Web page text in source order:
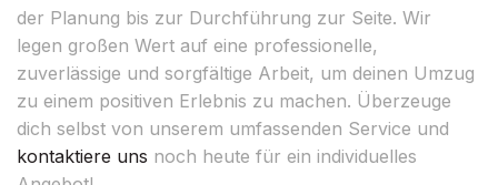
der Planung bis zur Durchführung zur Seite. Wir
legen großen Wert auf eine professionelle,
zuverlässige und sorgfältige Arbeit, um deinen Umzug
zu einem positiven Erlebnis zu machen. Überzeuge
dich selbst von unserem umfassenden Service und
kontaktiere uns noch heute für ein individuelles